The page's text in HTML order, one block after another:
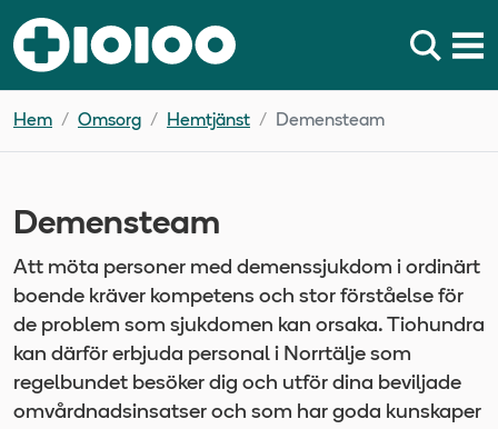
Hem Omsorg Hemtjänst Demensteam
Demensteam
Att möta personer med demenssjukdom i ordinärt
boende kräver kompetens och stor förståelse för
de problem som sjukdomen kan orsaka. Tiohundra
kan därför erbjuda personal i Norrtälje som
regelbundet besöker dig och utför dina beviljade
omvårdnadsinsatser och som har goda kunskaper